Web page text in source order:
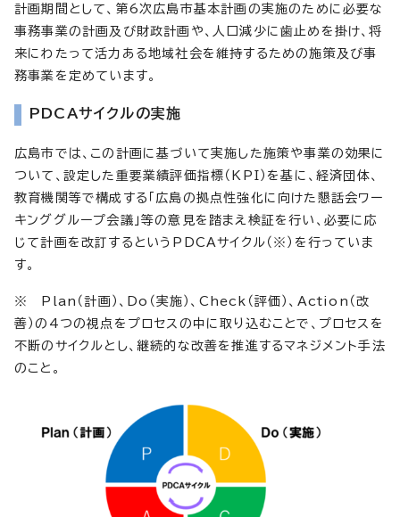
計画期間として、第6次広島市基本計画の実施のために必要な
事務事業の計画及び財政計画や、人口減少に歯止めを掛け、将
来にわたって活力ある地域社会を維持するための施策及び事
務事業を定めています。
PDCAサイクルの実施
広島市では、この計画に基づいて実施した施策や事業の効果に
ついて、設定した重要業績評価指標（KPI）を基に、経済団体、
教育機関等で構成する「広島の拠点性強化に向けた懇話会ワー
キンググループ会議」等の意見を踏まえ検証を行い、必要に応
じて計画を改訂するというPDCAサイクル（※）を行っていま
す。
※ Plan（計画）、Do（実施）、Check（評価）、Action（改
善）の4つの視点をプロセスの中に取り込むことで、プロセスを
不断のサイクルとし、継続的な改善を推進するマネジメント手法
のこと。